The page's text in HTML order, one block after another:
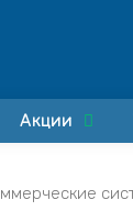
Акции